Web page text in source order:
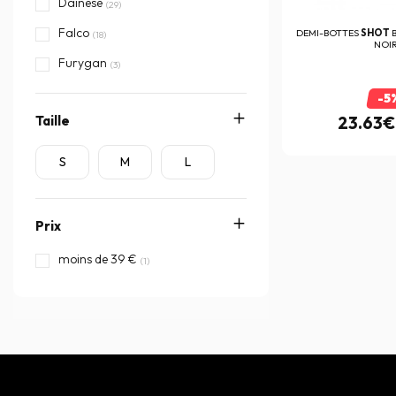
(29)
Falco (18)
Furygan (3)
ICON (3)
Ixon
REV'IT (7)
Richa
Taille
S M L
Prix
moins de 39 € (1)
DEMI-BOTTESSHOT
-
23.63€